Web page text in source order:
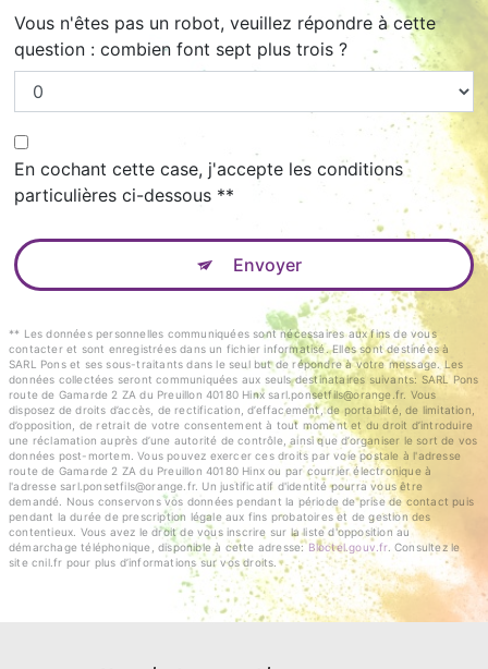
Vous n'êtes pas un robot, veuillez répondre à cette
question : combien font sept plus trois ?
En cochant cette case, j'accepte les conditions
particulières ci-dessous **
Envoyer
** Les données personnelles communiquées sont nécessaires aux fins de vous
contacter et sont enregistrées dans un fichier informatisé. Elles sont destinées à
SARL Pons et ses sous-traitants dans le seul but de répondre à votre message. Les
données collectées seront communiquées aux seuls destinataires suivants: SARL Pons
route de Gamarde 2 ZA du Preuillon 40180 Hinx sarl.ponsetfils@orange.fr. Vous
disposez de droits d’accès, de rectification, d’effacement, de portabilité, de limitation,
d’opposition, de retrait de votre consentement à tout moment et du droit d’introduire
une réclamation auprès d’une autorité de contrôle, ainsi que d’organiser le sort de vos
données post-mortem. Vous pouvez exercer ces droits par voie postale à l'adresse
route de Gamarde 2 ZA du Preuillon 40180 Hinx ou par courrier électronique à
l'adresse sarl.ponsetfils@orange.fr. Un justificatif d'identité pourra vous être
demandé. Nous conservons vos données pendant la période de prise de contact puis
pendant la durée de prescription légale aux fins probatoires et de gestion des
contentieux. Vous avez le droit de vous inscrire sur la liste d'opposition au
démarchage téléphonique, disponible à cette adresse:Bloctel.gouv.fr. Consultez le
site cnil.fr pour plus d’informations sur vos droits.